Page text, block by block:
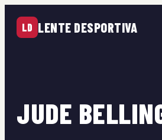
LD LENTE DESPORTIVA
JUDE